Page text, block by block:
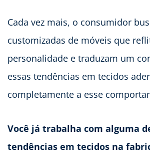
Cada vez mais, o consumidor
customizadas de móveis que
personalidade e traduzam um
essas tendências em tecidos
completamente a esse
Você já trabalha com alguma
tendências em tecidos na